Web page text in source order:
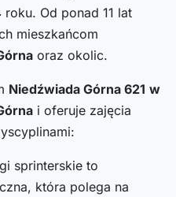
roku. Od ponad 11 lat
mieszkańcom
oraz okolic.
Niedźwiada Górna 621 w
i oferuje zajęcia
sprinterskie to
która polega na